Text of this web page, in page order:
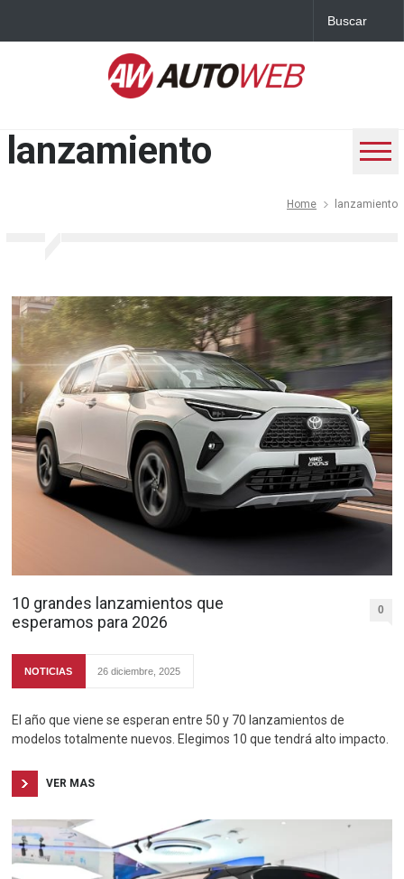
lanzamiento
Home lanzamiento
10 grandes lanzamientos que
esperamos para 2026
0
NOTICIAS 26 diciembre, 2025
El año que viene se esperan entre 50 y 70 lanzamientos de
modelos totalmente nuevos. Elegimos 10 que tendrá alto impacto.
VER MAS